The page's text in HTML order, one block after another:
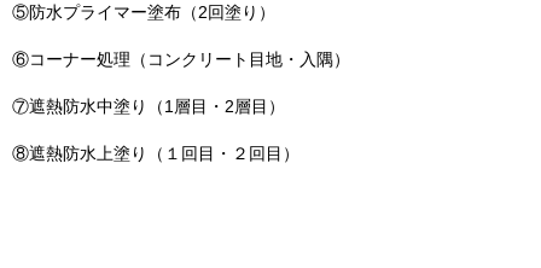
⑤防水プライマー塗布（2回塗り）
⑥コーナー処理（コンクリート目地・入隅）
⑦遮熱防水中塗り（1層目・2層目）
⑧遮熱防水上塗り（１回目・２回目）